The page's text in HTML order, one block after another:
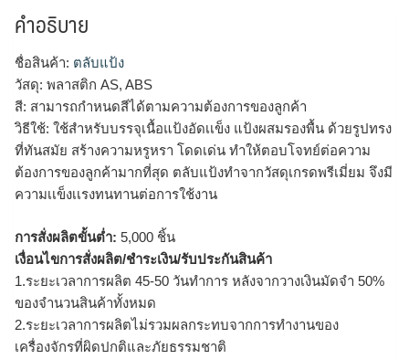
คำอธิบาย
ชื่อสินค้า: ตลับแป้ง
วัสดุ: พลาสติก AS, ABS
สี: สามารถกำหนดสีได้ตามความต้องการของลูกค้า
วิธีใช้: ใช้สำหรับบรรจุเนื้อแป้งอัดเเข็ง แป้งผสมรองพื้น ด้วยรูปทรง
ที่ทันสมัย สร้างความหรูหรา โดดเด่น ทำให้ตอบโจทย์ต่อความ
ต้องการของลูกค้ามากที่สุด ตลับแป้งทำจากวัสดุเกรดพรีเมี่ยม จึงมี
ความเเข็งเเรงทนทานต่อการใช้งาน
การสั่งผลิตขั้นต่ำ: 5,000 ชิ้น
เงื่อนไขการสั่งผลิต/ชำระเงิน/รับประกันสินค้า
1.ระยะเวลาการผลิต 45-50 วันทำการ หลังจากวางเงินมัดจำ 50%
ของจำนวนสินค้าทั้งหมด
2.ระยะเวลาการผลิตไม่รวมผลกระทบจากการทำงานของ
เครื่องจักรที่ผิดปกติและภัยธรรมชาติ